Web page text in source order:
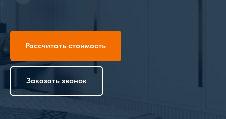
Рассчитать стоимость
Заказать звонок